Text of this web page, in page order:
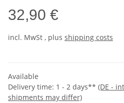
32,90 €
incl. MwSt , plus shipping costs
Available
Delivery time: 1 - 2 days** (DE -
shipments may differ)